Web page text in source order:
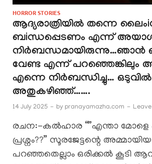
HORROR STORIES
ആദ്യരാത്രിയിൽ തന്നെ
ബiന്ധപ്പെടണം എന്ന്
നിർബന്ധമായിരുന്നു…ഞാൻ
വേണ്ട എന്ന് പറഞ്ഞെങ്കിലും
എന്നെ നിർബന്ധിച്ചു… ഒടുവിൽ
അതുകഴിഞ്ഞ്…….
14 July 2025 - by pranayamazha.com -
രചന:-കൽഹാര “”എന്താ മോളെ
പ്രശ്നം??” സൂരജേട്ടന്റെ
പറഞ്ഞതെല്ലാം ഒരിക്കൽ കൂടി